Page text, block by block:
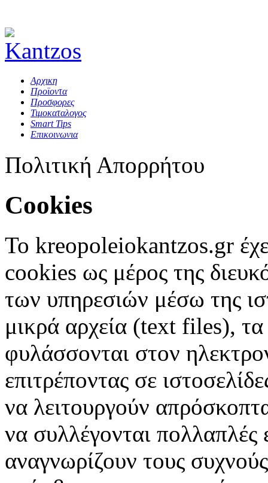
Αρχικη
Προϊοντα
Προσφορες
Τιμοκαταλογος
Smart Tips
Επικοινωνια
Πολιτική Απορρήτου
Cookies
Το kreopoleiokantzos.gr
cookies ως μέρος της
των υπηρεσιών μέσω της
μικρά αρχεία (text files),
φυλάσσονται στον
επιτρέποντας σε
να λειτουργούν
να συλλέγονται πολλαπλές
αναγνωρίζουν τους